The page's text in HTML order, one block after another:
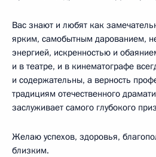
Вас знают и любят как
ярким, самобытным дарованием,
энергией, искренностью и
и в театре, и в кинематографе
и содержательны, а верность
традициям отечественного
заслуживает самого глубокого
Желаю успехов, здоровья,
близким.